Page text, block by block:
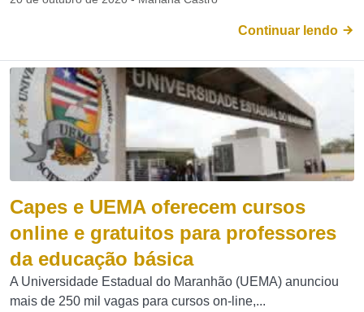
Continuar lendo
Capes e UEMA oferecem cursos
online e gratuitos para professores
da educação básica
A Universidade Estadual do Maranhão (UEMA) anunciou
mais de 250 mil vagas para cursos on-line,...